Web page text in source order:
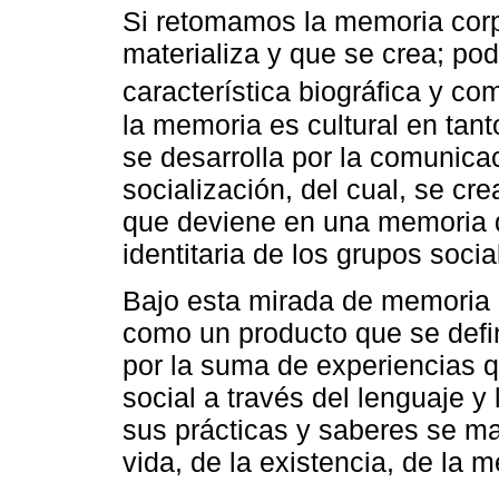
Si retomamos la memoria
materializa y que se crea;
característica biográfica y
la memoria es cultural en
se desarrolla por la
socialización, del cual, se
que deviene en una
identitaria de los grupos
Bajo esta mirada de
como un producto que se
por la suma de experiencias
social a través del lenguaje
sus prácticas y saberes se
vida, de la existencia, de la